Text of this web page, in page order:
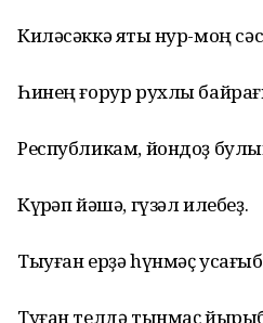
Киләсәккә яҡты нур-моң
Һинең ғорур рухлы
Республикам, йондоҙ
Күҡрәп йәшә, гүзәл илебеҙ.
Тыуған ерҙә hүнмәҫ
Туған телдә тынмаҫ